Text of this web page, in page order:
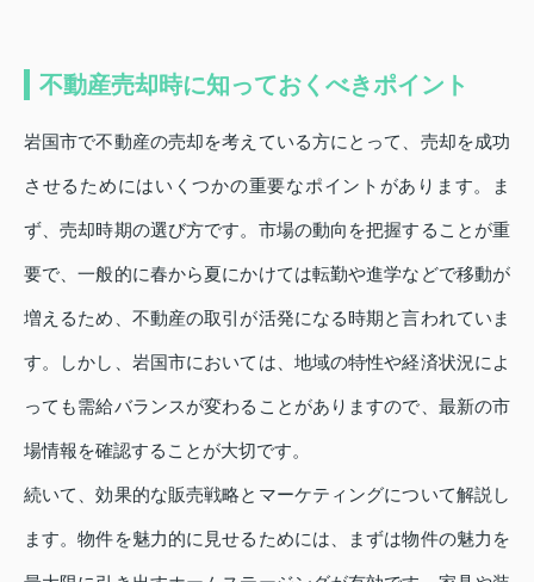
不動産売却時に知っておくべきポイント
岩国市で不動産の売却を考えている方にとって、売却を成功
させるためにはいくつかの重要なポイントがあります。ま
ず、売却時期の選び方です。市場の動向を把握することが重
要で、一般的に春から夏にかけては転勤や進学などで移動が
増えるため、不動産の取引が活発になる時期と言われていま
す。しかし、岩国市においては、地域の特性や経済状況によ
っても需給バランスが変わることがありますので、最新の市
場情報を確認することが大切です。
続いて、効果的な販売戦略とマーケティングについて解説し
ます。物件を魅力的に見せるためには、まずは物件の魅力を